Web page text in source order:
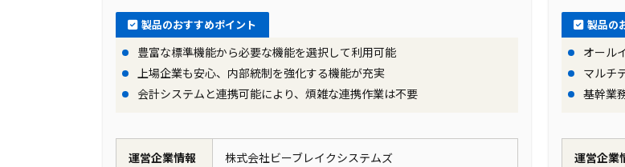
ツバイソの導入により、株式会社プログレス様は、社内に散らばる情報を一元化する
ース作成や、同じ情報を各部署でそれぞれ新たに入力しているという状況からの脱却
した。作業効率の向上と人的ミスの排除が可能となり、これらを素早く確実に処理す
決算の早期化につながると考えられます。また、グループ間取引の自動化により、管理
期待しています。
製品のおすすめポイント
豊富な標準機能から必要な機能を選択して利用可能
上場企業も安心、内部統制を強化する機能が充実
会計システムと連携可能により、煩雑な連携作業は不要
運営企業情報 株式会社ビーブレイクシステムズ
製品の
オール
マルチ
基幹業
運営企業